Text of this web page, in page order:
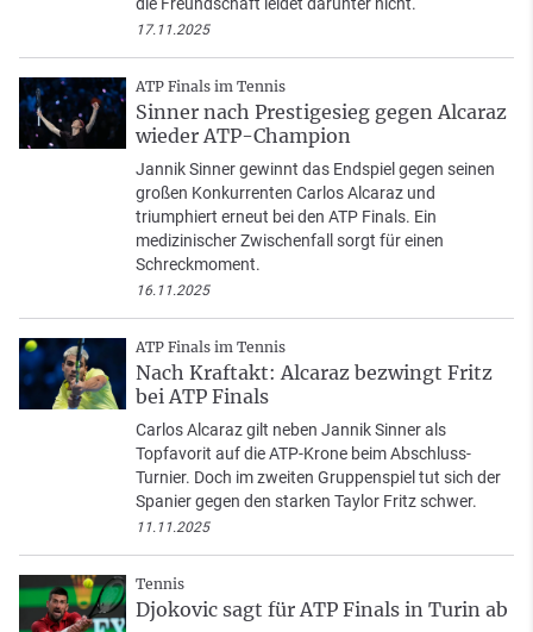
die Freundschaft leidet darunter nicht.
17.11.2025
ATP Finals im Tennis
Sinner nach Prestigesieg gegen Alcaraz
wieder ATP-Champion
Jannik Sinner gewinnt das Endspiel gegen seinen
großen Konkurrenten Carlos Alcaraz und
triumphiert erneut bei den ATP Finals. Ein
medizinischer Zwischenfall sorgt für einen
Schreckmoment.
16.11.2025
ATP Finals im Tennis
Nach Kraftakt: Alcaraz bezwingt Fritz
bei ATP Finals
Carlos Alcaraz gilt neben Jannik Sinner als
Topfavorit auf die ATP-Krone beim Abschluss-
Turnier. Doch im zweiten Gruppenspiel tut sich der
Spanier gegen den starken Taylor Fritz schwer.
11.11.2025
Tennis
Djokovic sagt für ATP Finals in Turin ab